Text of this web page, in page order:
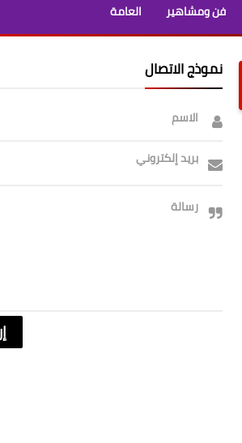
فن ومشاهير العامة
نموذج الاتصال
الاسم
بريد إلكتروني
رسالة